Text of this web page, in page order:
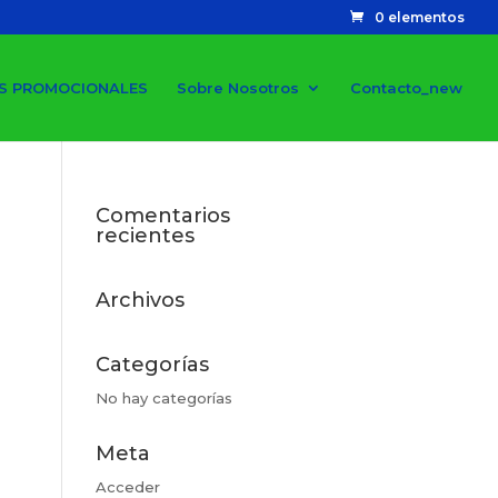
0 elementos
PROMOCIONALES Sobre Nosotros Contacto_new
Comentarios
recientes
Archivos
Categorías
No hay categorías
Meta
Acceder